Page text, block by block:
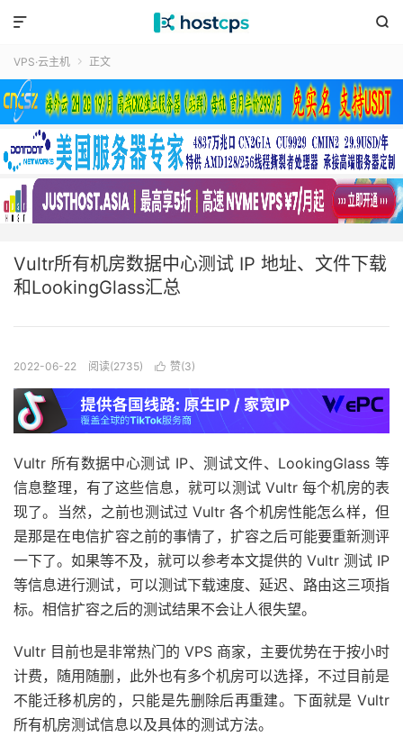


VPS·云主机  正文
Vultr所有机房数据中心测试 IP 地址、文件下载
和LookingGlass汇总
2022-06-22 阅读(2735)  赞(3)
Vultr 所有数据中心测试 IP、测试文件、LookingGlass 等
信息整理，有了这些信息，就可以测试 Vultr 每个机房的表
现了。当然，之前也测试过 Vultr 各个机房性能怎么样，但
是那是在电信扩容之前的事情了，扩容之后可能要重新测评
一下了。如果等不及，就可以参考本文提供的 Vultr 测试 IP
等信息进行测试，可以测试下载速度、延迟、路由这三项指
标。相信扩容之后的测试结果不会让人很失望。
Vultr 目前也是非常热门的 VPS 商家，主要优势在于按小时
计费，随用随删，此外也有多个机房可以选择，不过目前是
不能迁移机房的，只能是先删除后再重建。下面就是 Vultr
所有机房测试信息以及具体的测试方法。